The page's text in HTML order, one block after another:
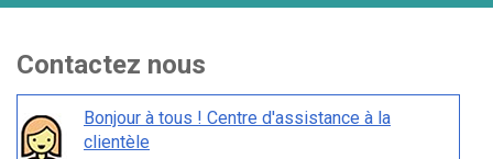
Contactez nous
Bonjour à tous ! Centre d'assistance à la
clientèle